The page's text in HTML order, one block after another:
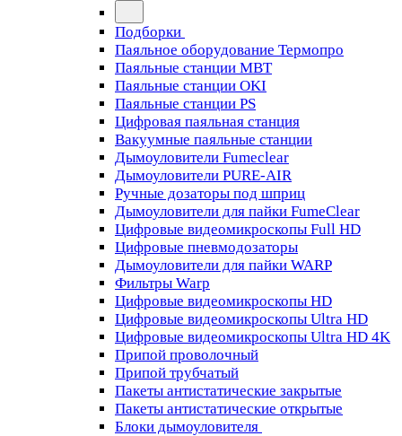
Подборки
Паяльное оборудование Термопро
Паяльные станции MBT
Паяльные станции OKI
Паяльные станции PS
Цифровая паяльная станция
Вакуумные паяльные станции
Дымоуловители Fumeclear
Дымоуловители PURE-AIR
Ручные дозаторы под шприц
Дымоуловители для пайки FumeClear
Цифровые видеомикроскопы Full HD
Цифровые пневмодозаторы
Дымоуловители для пайки WARP
Фильтры Warp
Цифровые видеомикроскопы HD
Цифровые видеомикроскопы Ultra HD
Цифровые видеомикроскопы Ultra HD 4K
Припой проволочный
Припой трубчатый
Пакеты антистатические закрытые
Пакеты антистатические открытые
Блоки дымоуловителя